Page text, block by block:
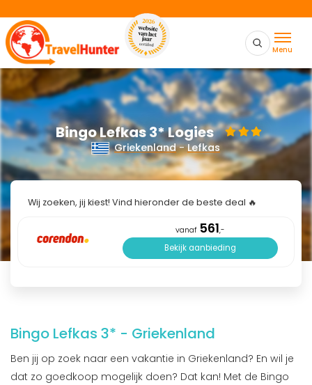
Menu
Bingo Lefkas 3* Logies
Griekenland-Lefkas
Wij zoeken, jij kiest! Vind hieronder de beste deal 🔥
vanaf 561,-
Bekijk aanbieding
Bingo Lefkas 3* - Griekenland
Ben jij op zoek naar een vakantie in Griekenland? En wil je
dat zo goedkoop mogelijk doen? Dat kan! Met de Bingo